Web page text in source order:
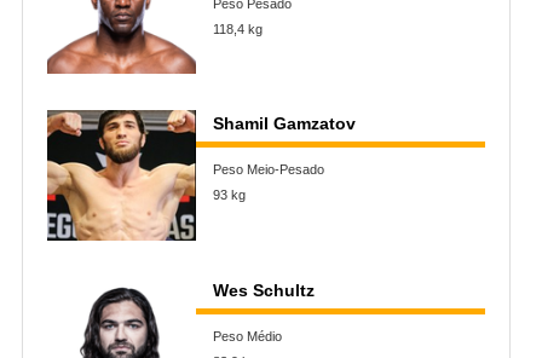
Peso Pesado
118,4 kg
Shamil Gamzatov
Peso Meio-Pesado
93 kg
Wes Schultz
Peso Médio